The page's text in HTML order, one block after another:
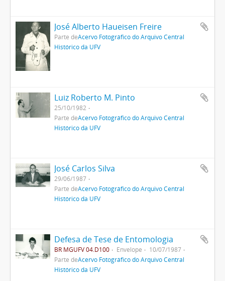
José Alberto Haueisen Freire
Parte deAcervo Fotográfico do Arquivo Central
Histórico da UFV
Luiz Roberto M. Pinto
25/10/1982
Parte deAcervo Fotográfico do Arquivo Central
Histórico da UFV
José Carlos Silva
29/06/1987
Parte deAcervo Fotográfico do Arquivo Central
Histórico da UFV
Defesa de Tese de Entomologia
BR MGUFV 04.D100 Envelope
10/07/1987
Parte deAcervo Fotográfico do Arquivo Central
Histórico da UFV